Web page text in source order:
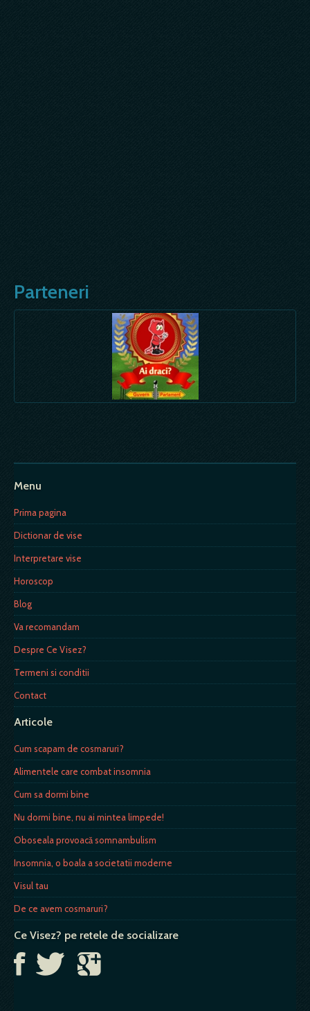
Parteneri
Menu
Prima pagina
Dictionar de vise
Interpretare vise
Horoscop
Blog
Va recomandam
Despre Ce Visez?
Termeni si conditii
Contact
Articole
Cum scapam de cosmaruri?
Alimentele care combat insomnia
Cum sa dormi bine
Nu dormi bine, nu ai mintea limpede!
Oboseala provoacă somnambulism
Insomnia, o boala a societatii moderne
Visul tau
De ce avem cosmaruri?
Ce Visez? pe retele de socializare